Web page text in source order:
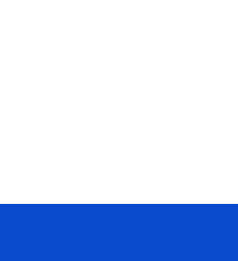
diz que aceitar programa